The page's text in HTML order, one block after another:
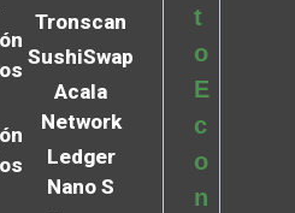
Tronscan
SushiSwap
Acala
Network
Ledger
Nano S
t
o
E
c
o
n